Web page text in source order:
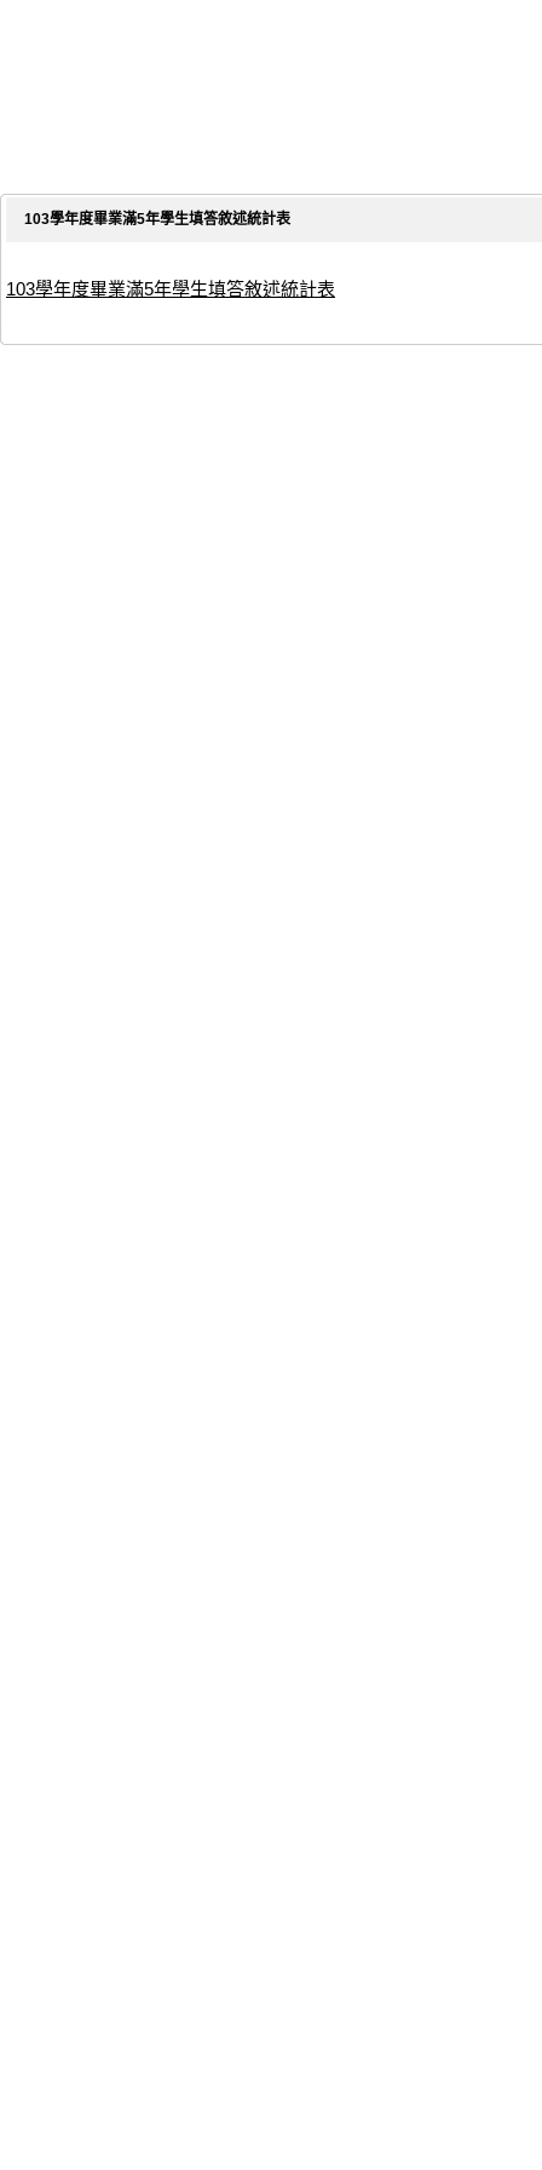
103學年度畢業滿5年學生填答敘述統計表
103學年度畢業滿5年學生填答敘述統計表